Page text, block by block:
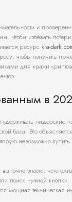
и
Чтобы избежать
ресурс kra-
чтобы получить
для кражи
в
лидерские
базы. Это
невозможно
точно знаете, чего
поиск нужной
мощная техническая